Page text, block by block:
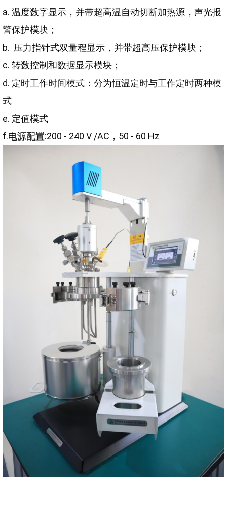
a. 温度数字显示，并带超高温自动切断加热源，声光报
警保护模块；
b. 压力指针式双量程显示，并带超高压保护模块；
c. 转数控制和数据显示模块；
d. 定时工作时间模式：分为恒温定时与工作定时两种模
式
e. 定值模式
f.电源配置:200 - 240 V /AC，50 - 60 Hz